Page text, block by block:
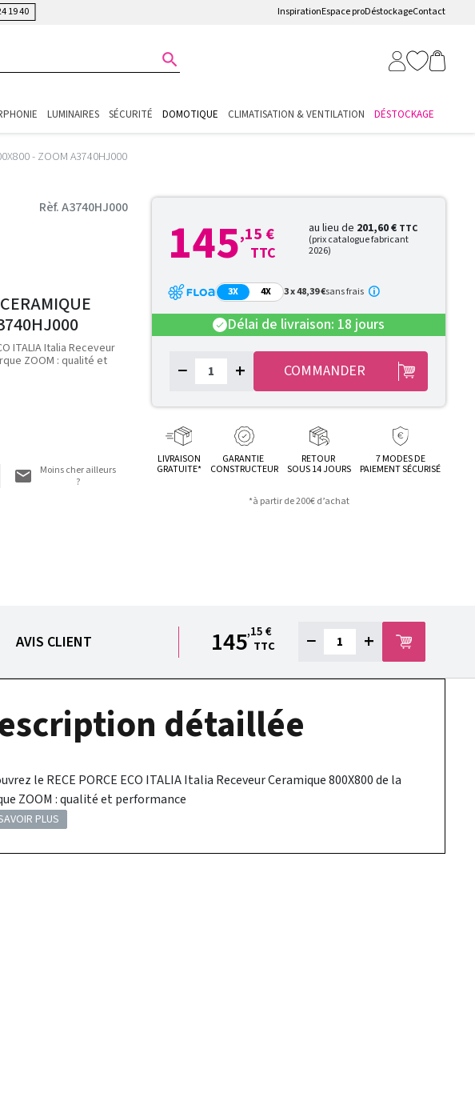
19 40 InspirationEspace proDéstockageContact

LUMINAIRES SÉCURITÉ DOMOTIQUE CLIMATISATION & VENTILATION DÉSTOCKAGE
- ZOOM A3740HJ000
Rèf. A3740HJ000
ITALIA Italia Receveur
ZOOM : qualité et
Moins cher ailleurs
?
145,15 €
TTC
au lieu de 201,60 € TTC
(prix catalogue fabricant
2026)
3X 4X 3 x 48,39 €sans frais
check Délai de livraison: 18 jours
− + COMMANDER
LIVRAISON
GRATUITE*
GARANTIE
CONSTRUCTEUR
RETOUR
SOUS 14 JOURS
7 MODES DE
PAIEMENT SÉCURISÉ
*à partir de 200€ d’achat
AVIS CLIENT 145,15 €
TTC
− +
détaillée
le RECE PORCE ECO ITALIA Italia Receveur Ceramique 800X800 de la
ZOOM : qualité et performance
PLUS